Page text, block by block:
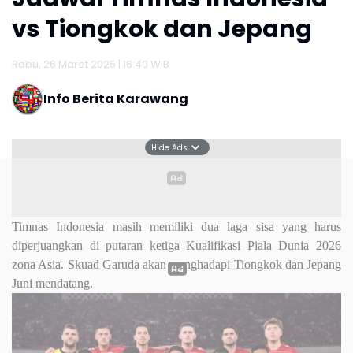
vs Tiongkok dan Jepang
Rabu, 26 Maret 2025 | 16:40 WIB
Info Berita Karawang
Timnas Indonesia masih memiliki dua laga sisa yang harus
diperjuangkan di putaran ketiga Kualifikasi Piala Dunia 2026
zona Asia. Skuad Garuda akan menghadapi Tiongkok dan Jepang
Juni mendatang.
Hide Ads